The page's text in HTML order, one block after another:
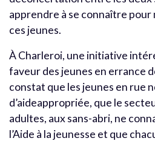
apprendre à se connaître pour
ces jeunes.
À Charleroi, une initiative
faveur des jeunes en errance
constat que les jeunes en rue
d’aideappropriée, que le
adultes, aux sans-abri, ne
l’Aide à la jeunesse et que